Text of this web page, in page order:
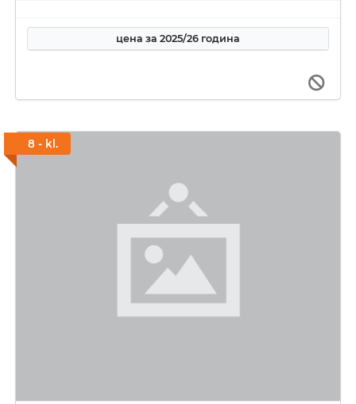
цена за 2025/26 година
8 - kl.